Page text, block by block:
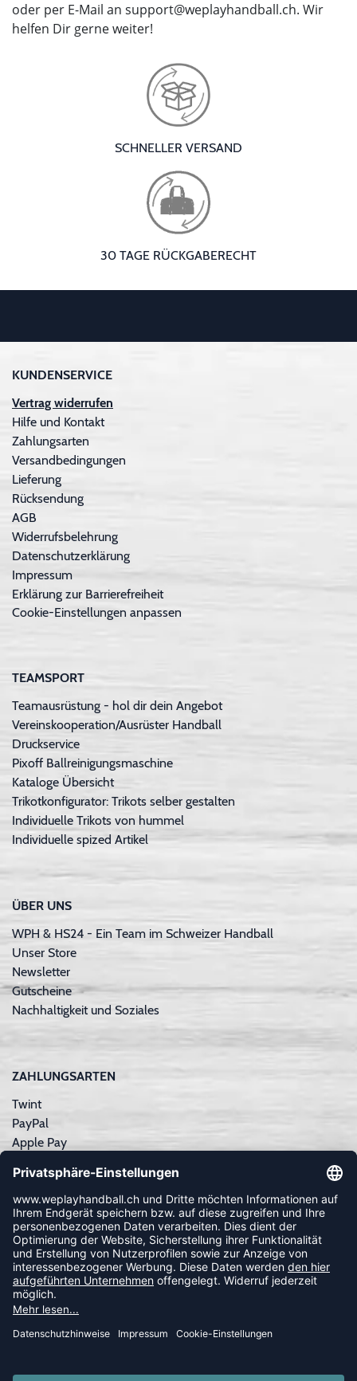
oder per E-Mail an support@weplayhandball.ch. Wir
helfen Dir gerne weiter!
SCHNELLER VERSAND
30 TAGE RÜCKGABERECHT
KUNDENSERVICE
Vertrag widerrufen
Hilfe und Kontakt
Zahlungsarten
Versandbedingungen
Lieferung
Rücksendung
AGB
Widerrufsbelehrung
Datenschutzerklärung
Impressum
Erklärung zur Barrierefreiheit
Cookie-Einstellungen anpassen
TEAMSPORT
Teamausrüstung - hol dir dein Angebot
Vereinskooperation/Ausrüster Handball
Druckservice
Pixoff Ballreinigungsmaschine
Kataloge Übersicht
Trikotkonfigurator: Trikots selber gestalten
Individuelle Trikots von hummel
Individuelle spized Artikel
ÜBER UNS
WPH & HS24 - Ein Team im Schweizer Handball
Unser Store
Newsletter
Gutscheine
Nachhaltigkeit und Soziales
ZAHLUNGSARTEN
Twint
PayPal
Apple Pay
Kreditkarte
Rechnungskauf
NEWSLETTER
FOLLOW US